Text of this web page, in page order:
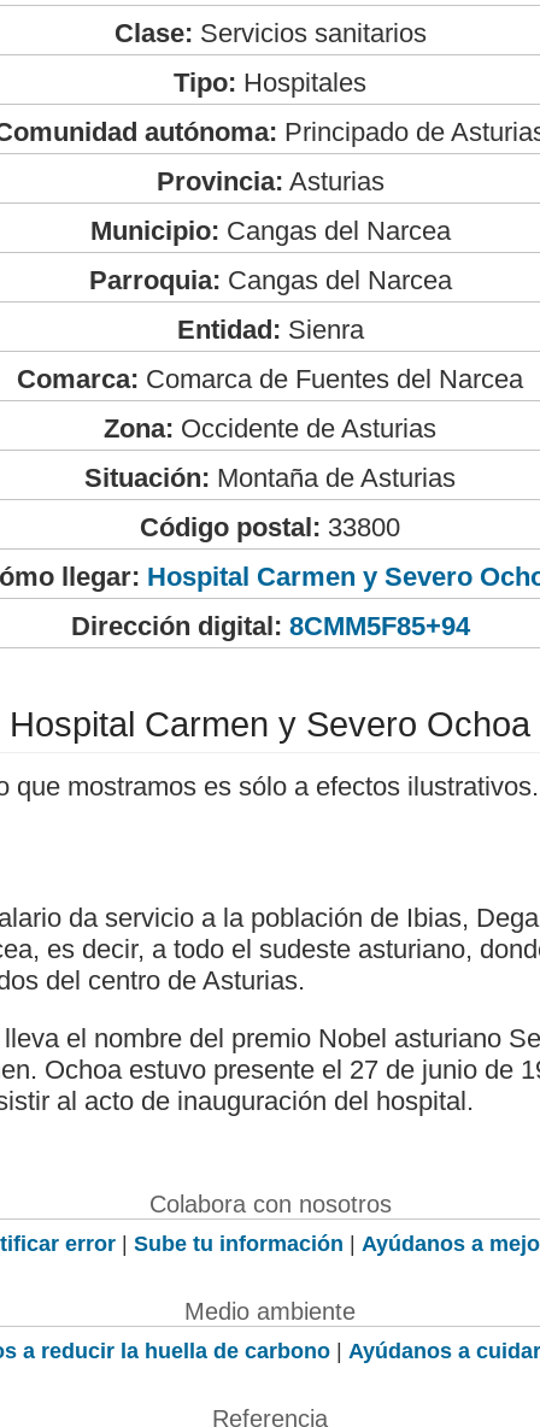
Clase: Servicios sanitarios
Tipo: Hospitales
autónoma: Principado de
Provincia: Asturias
Municipio: Cangas del Narcea
Parroquia: Cangas del Narcea
Entidad: Sienra
Comarca: Comarca de Fuentes del Narcea
Zona: Occidente de Asturias
Situación: Montaña de Asturias
Código postal: 33800
llegar: Hospital Carmen y Severo
Dirección digital: 8CMM5F85+94
Hospital Carmen y Severo Ochoa
que mostramos es sólo a efectos ilustrativos.
da servicio a la población de Ibias,
es decir, a todo el sudeste asturiano,
del centro de Asturias.
el nombre del premio Nobel asturiano
Ochoa estuvo presente el 27 de junio de
al acto de inauguración del hospital.
Colabora con nosotros
error | Sube tu información | Ayúdanos a
Medio ambiente
a reducir la huella de carbono | Ayúdanos a
Referencia